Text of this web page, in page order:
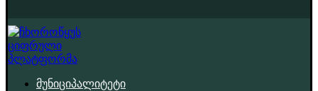
მუნიციპალიტეტი